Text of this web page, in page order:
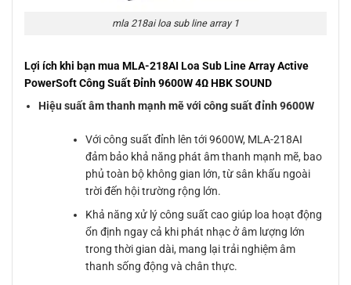
mla 218ai loa sub line array 1
Lợi ích khi bạn mua MLA-218AI Loa Sub Line Array Active
PowerSoft Công Suất Đỉnh 9600W 4Ω HBK SOUND
Hiệu suất âm thanh mạnh mẽ với công suất đỉnh 9600W
Với công suất đỉnh lên tới 9600W, MLA-218AI
đảm bảo khả năng phát âm thanh mạnh mẽ, bao
phủ toàn bộ không gian lớn, từ sân khấu ngoài
trời đến hội trường rộng lớn.
Khả năng xử lý công suất cao giúp loa hoạt động
ổn định ngay cả khi phát nhạc ở âm lượng lớn
trong thời gian dài, mang lại trải nghiệm âm
thanh sống động và chân thực.